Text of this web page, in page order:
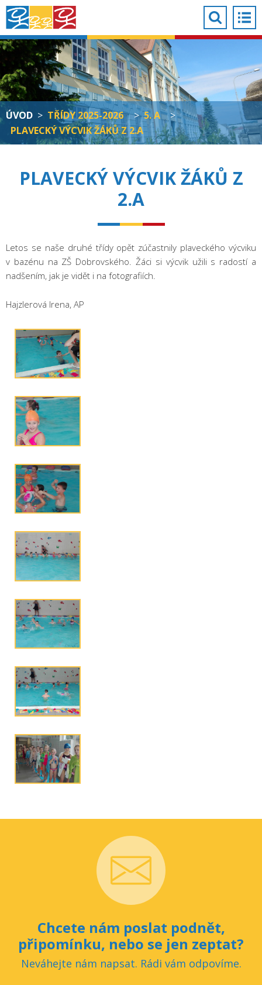
ÚVOD > TŘÍDY 2025-2026 > 5. A
>
PLAVECKÝ VÝCVIK ŽÁKŮ Z 2.A
PLAVECKÝ VÝCVIK ŽÁKŮ Z
2.A
Letos se naše druhé třídy opět zúčastnily plaveckého výcviku
v bazénu na ZŠ Dobrovského. Žáci si výcvik užili s radostí a
nadšením, jak je vidět i na fotografiích.
Hajzlerová Irena, AP
Chcete nám poslat podnět,
připomínku, nebo se jen zeptat?
Neváhejte nám napsat. Rádi vám odpovíme.